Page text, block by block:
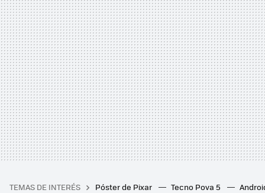
TEMAS DE INTERÉS Póster de Pixar Tecno Pova 5